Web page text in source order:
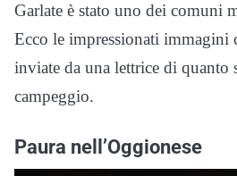
Garlate è stato uno dei comuni
Ecco le impressionati immagini
inviate da una lettrice di quanto
campeggio.
Paura nell’Oggionese